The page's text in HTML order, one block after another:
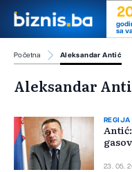
sa
Početna Aleksandar Antić
Aleksandar
REGIJA
23. 05.